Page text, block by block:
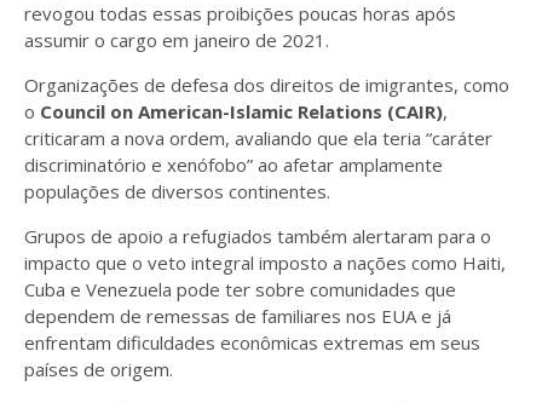
revogou todas essas proibições poucas horas após
assumir o cargo em janeiro de 2021.
Organizações de defesa dos direitos de imigrantes, como
o Council on American-Islamic Relations (CAIR),
criticaram a nova ordem, avaliando que ela teria “caráter
discriminatório e xenófobo” ao afetar amplamente
populações de diversos continentes.
Grupos de apoio a refugiados também alertaram para o
impacto que o veto integral imposto a nações como Haiti,
Cuba e Venezuela pode ter sobre comunidades que
dependem de remessas de familiares nos EUA e já
enfrentam dificuldades econômicas extremas em seus
países de origem.